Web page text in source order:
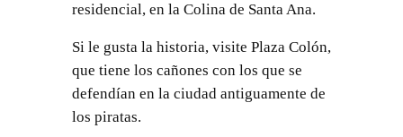
residencial, en la Colina de Santa Ana.
Si le gusta la historia, visite Plaza Colón,
que tiene los cañones con los que se
defendían en la ciudad antiguamente de
los piratas.